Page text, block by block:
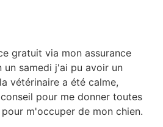
gratuit via mon assurance
samedi j'ai pu avoir un
vétérinaire a été calme,
pour me donner toutes
m'occuper de mon chien.